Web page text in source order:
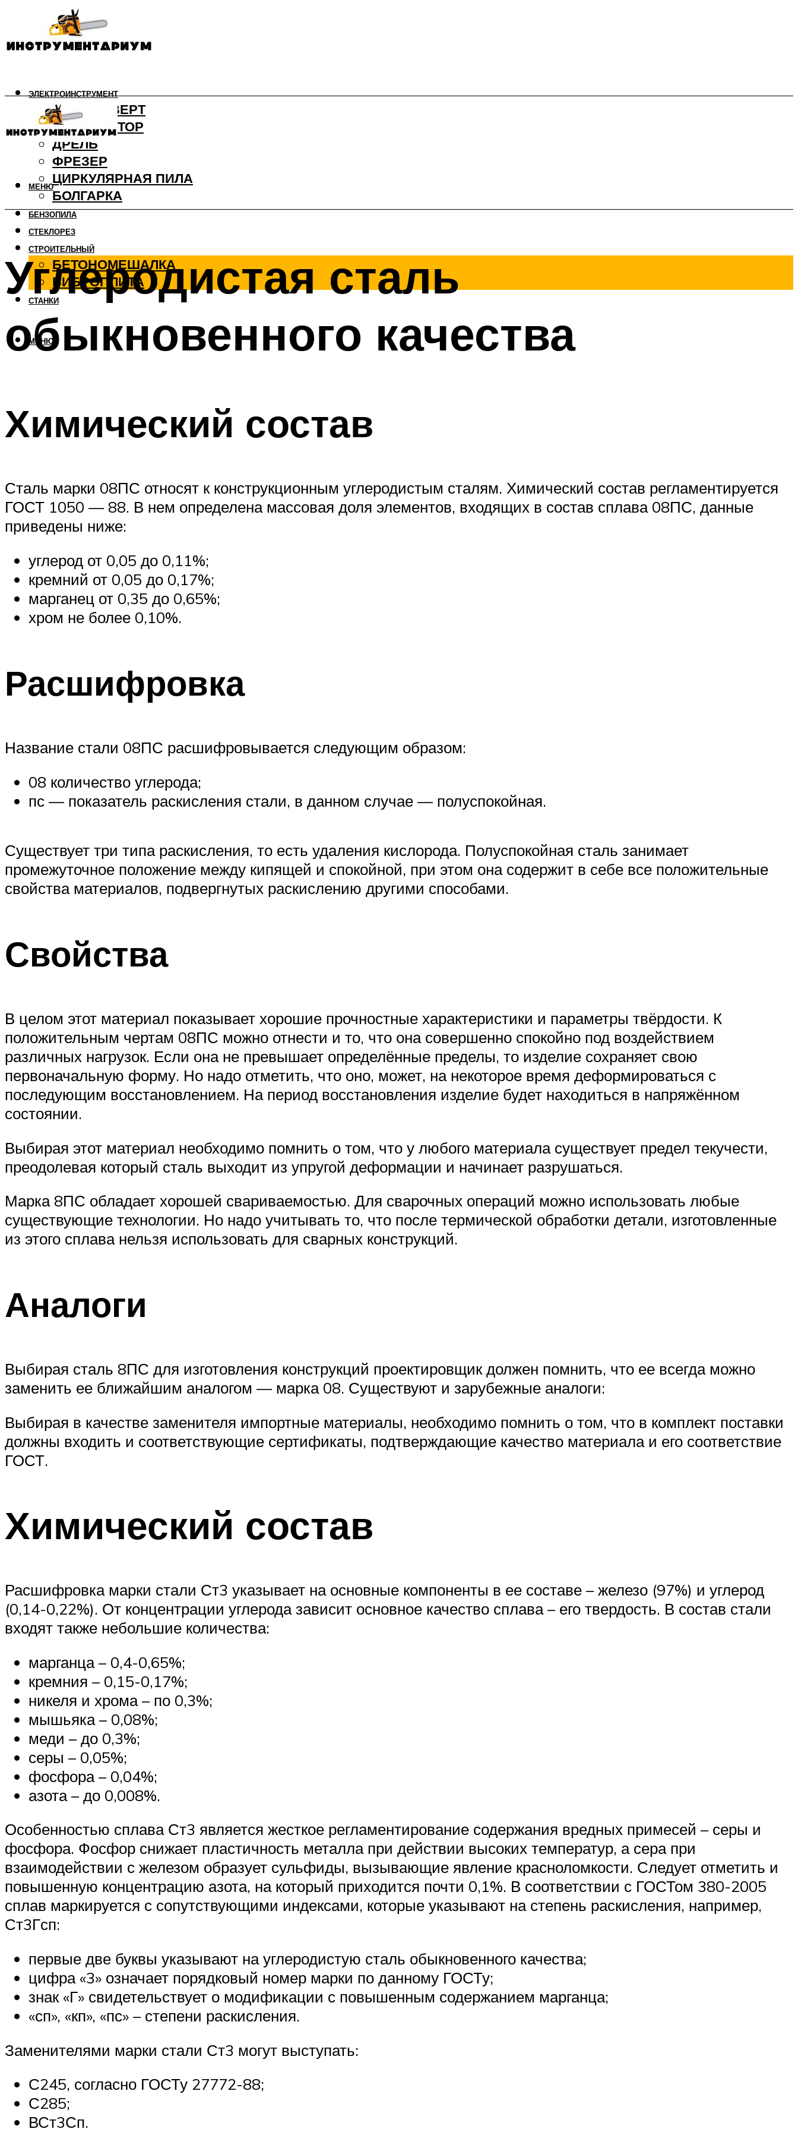
ЭЛЕКТРОИНСТРУМЕНТ
ШУРУПОВЕРТ
ПЕРФОРАТОР
ДРЕЛЬ
ФРЕЗЕР
ЦИРКУЛЯРНАЯ ПИЛА
БОЛГАРКА
БЕНЗОПИЛА
СТЕКЛОРЕЗ
СТРОИТЕЛЬНЫЙ
БЕТОНОМЕШАЛКА
ВИБРОПЛИТА
СТАНКИ
МЕНЮ
МЕНЮ
Углеродистая сталь
обыкновенного качества
Химический состав
Сталь марки 08ПС относят к конструкционным углеродистым сталям. Химический состав регламентируется
ГОСТ 1050 — 88. В нем определена массовая доля элементов, входящих в состав сплава 08ПС, данные
приведены ниже:
углерод от 0,05 до 0,11%;
кремний от 0,05 до 0,17%;
марганец от 0,35 до 0,65%;
хром не более 0,10%.
Расшифровка
Название стали 08ПС расшифровывается следующим образом:
08 количество углерода;
пс — показатель раскисления стали, в данном случае — полуспокойная.
Существует три типа раскисления, то есть удаления кислорода. Полуспокойная сталь занимает
промежуточное положение между кипящей и спокойной, при этом она содержит в себе все положительные
свойства материалов, подвергнутых раскислению другими способами.
Свойства
В целом этот материал показывает хорошие прочностные характеристики и параметры твёрдости. К
положительным чертам 08ПС можно отнести и то, что она совершенно спокойно под воздействием
различных нагрузок. Если она не превышает определённые пределы, то изделие сохраняет свою
первоначальную форму. Но надо отметить, что оно, может, на некоторое время деформироваться с
последующим восстановлением. На период восстановления изделие будет находиться в напряжённом
состоянии.
Выбирая этот материал необходимо помнить о том, что у любого материала существует предел текучести,
преодолевая который сталь выходит из упругой деформации и начинает разрушаться.
Марка 8ПС обладает хорошей свариваемостью. Для сварочных операций можно использовать любые
существующие технологии. Но надо учитывать то, что после термической обработки детали, изготовленные
из этого сплава нельзя использовать для сварных конструкций.
Аналоги
Выбирая сталь 8ПС для изготовления конструкций проектировщик должен помнить, что ее всегда можно
заменить ее ближайшим аналогом — марка 08. Существуют и зарубежные аналоги:
Выбирая в качестве заменителя импортные материалы, необходимо помнить о том, что в комплект поставки
должны входить и соответствующие сертификаты, подтверждающие качество материала и его соответствие
ГОСТ.
Химический состав
Расшифровка марки стали Ст3 указывает на основные компоненты в ее составе – железо (97%) и углерод
(0,14-0,22%). От концентрации углерода зависит основное качество сплава – его твердость. В состав стали
входят также небольшие количества:
марганца – 0,4-0,65%;
кремния – 0,15-0,17%;
никеля и хрома – по 0,3%;
мышьяка – 0,08%;
меди – до 0,3%;
серы – 0,05%;
фосфора – 0,04%;
азота – до 0,008%.
Особенностью сплава Ст3 является жесткое регламентирование содержания вредных примесей – серы и
фосфора. Фосфор снижает пластичность металла при действии высоких температур, а сера при
взаимодействии с железом образует сульфиды, вызывающие явление красноломкости. Следует отметить и
повышенную концентрацию азота, на который приходится почти 0,1%. В соответствии с ГОСТом 380-2005
сплав маркируется с сопутствующими индексами, которые указывают на степень раскисления, например,
Ст3Гсп:
первые две буквы указывают на углеродистую сталь обыкновенного качества;
цифра «3» означает порядковый номер марки по данному ГОСТу;
знак «Г» свидетельствует о модификации с повышенным содержанием марганца;
«сп», «кп», «пс» – степени раскисления.
Заменителями марки стали Ст3 могут выступать:
С245, согласно ГОСТу 27772-88;
С285;
ВСт3Сп.